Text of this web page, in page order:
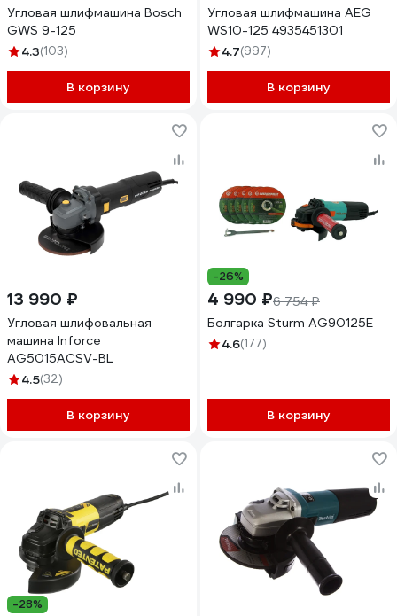
Угловая шлифмашина Bosch
GWS 9-125
4.3(103)
В корзину
Угловая шлифмашина AEG
WS10-125 4935451301
4.7(997)
В корзину
13 990 ₽
Угловая шлифовальная
машина Inforce
AG5015ACSV-BL
4.5(32)
В корзину
-26%
4 990 ₽6 754 ₽
Болгарка Sturm AG90125E
4.6(177)
В корзину
-28%